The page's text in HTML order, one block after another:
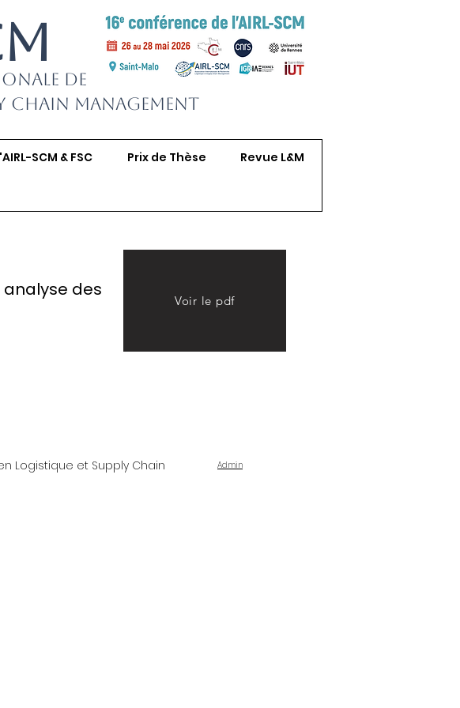
de
Chain Management
SCM & FSC Prix de Thèse Revue L&M
des
Voir le pdf
Logistique et Supply Chain
Admin